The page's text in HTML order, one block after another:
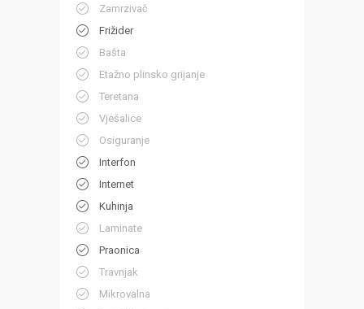
Zamrzivač
Frižider
Bašta
Etažno plinsko grijanje
Teretana
Vješalice
Osiguranje
Interfon
Internet
Kuhinja
Laminate
Praonica
Travnjak
Mikrovalna